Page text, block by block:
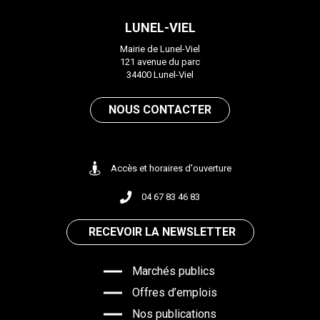
FacebookInstagram
LUNEL-VIEL
Mairie de Lunel-Viel
121 avenue du parc
34400 Lunel-Viel
NOUS CONTACTER
Accès et horaires d'ouverture
04 67 83 46 83
RECEVOIR LA NEWSLETTER
Marchés publics
Offres d’emplois
Nos publications